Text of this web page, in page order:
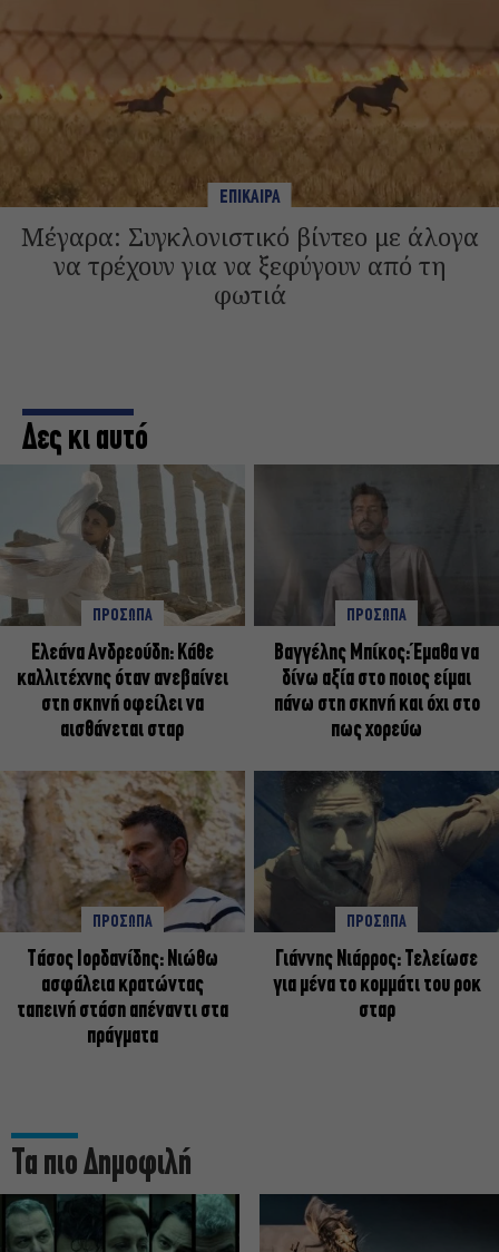
ΕΠΙΚΑΙΡΑ
Μέγαρα: Συγκλονιστικό βίντεο με άλογα
να τρέχουν για να ξεφύγουν από τη
φωτιά
Δες κι αυτό
ΠΡΟΣΩΠΑ
Ελεάνα Ανδρεούδη: Κάθε
καλλιτέχνης όταν ανεβαίνει
στη σκηνή οφείλει να
αισθάνεται σταρ
ΠΡΟΣΩΠΑ
Βαγγέλης Μπίκος: Έμαθα να
δίνω αξία στο ποιος είμαι
πάνω στη σκηνή και όχι στο
πως χορεύω
ΠΡΟΣΩΠΑ
Tάσος Ιορδανίδης: Νιώθω
ασφάλεια κρατώντας
ταπεινή στάση απέναντι στα
πράγματα
ΠΡΟΣΩΠΑ
Γιάννης Νιάρρος: Τελείωσε
για μένα το κομμάτι του ροκ
σταρ
Τα πιο Δημοφιλή